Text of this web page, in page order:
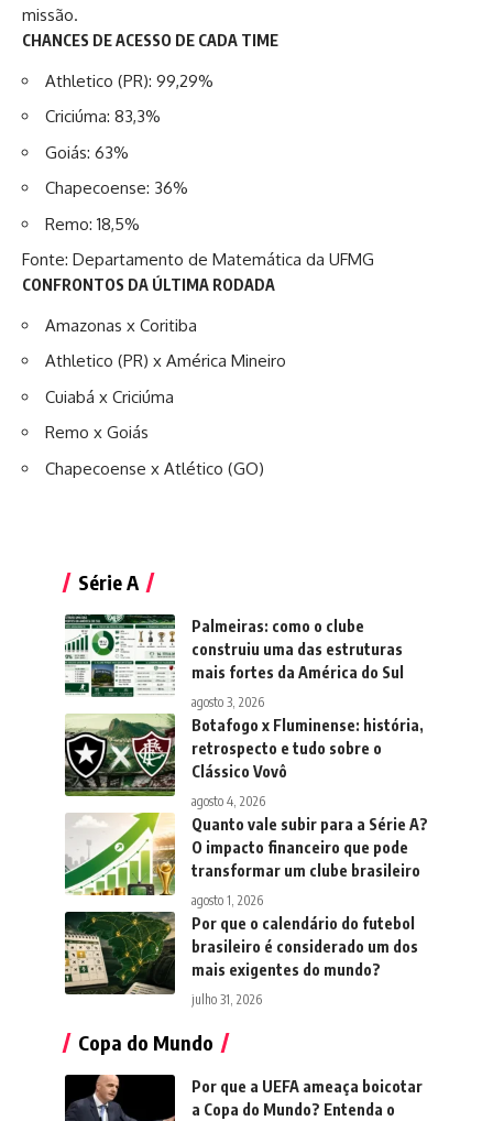
missão.
CHANCES DE ACESSO DE CADA TIME
Athletico (PR): 99,29%
Criciúma: 83,3%
Goiás: 63%
Chapecoense: 36%
Remo: 18,5%
Fonte: Departamento de Matemática da UFMG
CONFRONTOS DA ÚLTIMA RODADA
Amazonas x Coritiba
Athletico (PR) x América Mineiro
Cuiabá x Criciúma
Remo x Goiás
Chapecoense x Atlético (GO)
Série A
Palmeiras: como o clube
construiu uma das estruturas
mais fortes da América do Sul
agosto 3, 2026
Botafogo x Fluminense: história,
retrospecto e tudo sobre o
Clássico Vovô
agosto 4, 2026
Quanto vale subir para a Série A?
O impacto financeiro que pode
transformar um clube brasileiro
agosto 1, 2026
Por que o calendário do futebol
brasileiro é considerado um dos
mais exigentes do mundo?
julho 31, 2026
Copa do Mundo
Por que a UEFA ameaça boicotar
a Copa do Mundo? Entenda o